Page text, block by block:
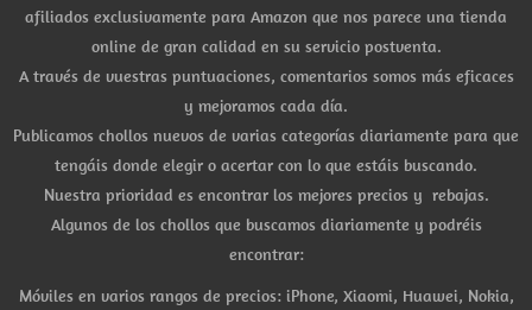
afiliados exclusivamente para Amazon que nos parece una tienda
online de gran calidad en su servicio postventa.
A través de vuestras puntuaciones, comentarios somos más eficaces
y mejoramos cada día.
Publicamos chollos nuevos de varias categorías diariamente para que
tengáis donde elegir o acertar con lo que estáis buscando.
Nuestra prioridad es encontrar los mejores precios y rebajas.
Algunos de los chollos que buscamos diariamente y podréis
encontrar:
Móviles en varios rangos de precios: iPhone, Xiaomi, Huawei, Nokia,